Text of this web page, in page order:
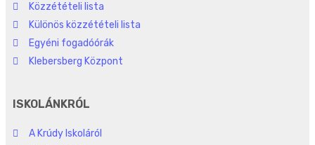
Közzétételi lista
Különös közzétételi lista
Egyéni fogadóórák
Klebersberg Központ
ISKOLÁNKRÓL
A Krúdy Iskoláról